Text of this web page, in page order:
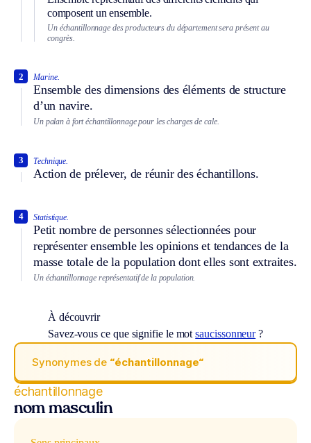
composent un ensemble.
Un échantillonnage des producteurs du département sera présent au
congrès.
Marine.
Ensemble des dimensions des éléments de structure
d’un navire.
2
Un palan à fort échantillonnage pour les charges de cale.
Technique.
Action de prélever, de réunir des échantillons.
3
Statistique.
Petit nombre de personnes sélectionnées pour
représenter ensemble les opinions et tendances de la
masse totale de la population dont elles sont extraites.
4
Un échantillonnage représentatif de la population.
À découvrir
Savez-vous ce que signifie le motsaucissonneur?
Synonymes de “échantillonnage“
échantillonnage
nom masculin